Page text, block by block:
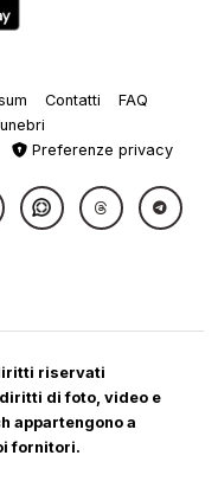
Contatti
FAQ
Preferenze privacy
riservati
di foto, video e
appartengono a
fornitori.